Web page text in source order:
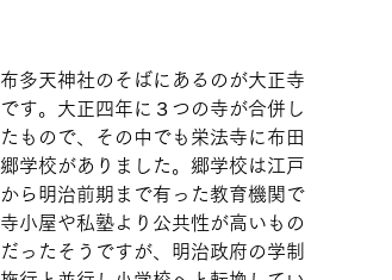
布多天神社のそばにあるのが大正寺
です。大正四年に３つの寺が合併し
たもので、その中でも栄法寺に布田
郷学校がありました。郷学校は江戸
から明治前期まで有った教育機関で
寺小屋や私塾より公共性が高いもの
だったそうですが、明治政府の学制